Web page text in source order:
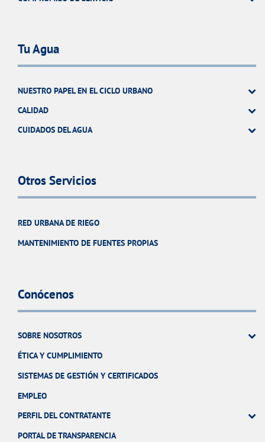
Tu Agua
NUESTRO PAPEL EN EL CICLO URBANO
CALIDAD
CUIDADOS DEL AGUA
Otros Servicios
RED URBANA DE RIEGO
MANTENIMIENTO DE FUENTES PROPIAS
Conócenos
SOBRE NOSOTROS
ÉTICA Y CUMPLIMIENTO
SISTEMAS DE GESTIÓN Y CERTIFICADOS
EMPLEO
PERFIL DEL CONTRATANTE
PORTAL DE TRANSPARENCIA